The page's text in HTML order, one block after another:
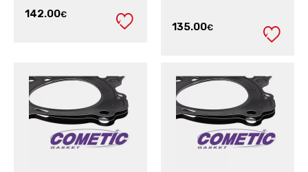
142.00€
135.00€